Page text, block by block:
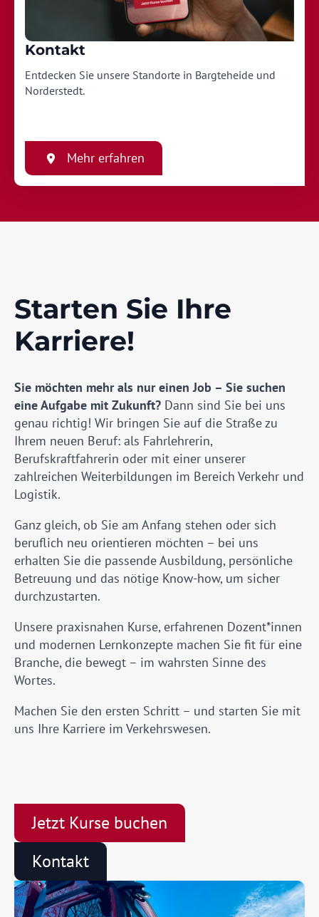
Kontakt
Entdecken Sie unsere Standorte in Bargteheide und
Norderstedt.
Mehr erfahren
Starten Sie Ihre
Karriere!
Sie möchten mehr als nur einen Job – Sie suchen
eine Aufgabe mit Zukunft? Dann sind Sie bei uns
genau richtig! Wir bringen Sie auf die Straße zu
Ihrem neuen Beruf: als Fahrlehrerin,
Berufskraftfahrerin oder mit einer unserer
zahlreichen Weiterbildungen im Bereich Verkehr und
Logistik.
Ganz gleich, ob Sie am Anfang stehen oder sich
beruflich neu orientieren möchten – bei uns
erhalten Sie die passende Ausbildung, persönliche
Betreuung und das nötige Know-how, um sicher
durchzustarten.
Unsere praxisnahen Kurse, erfahrenen Dozent*innen
und modernen Lernkonzepte machen Sie fit für eine
Branche, die bewegt – im wahrsten Sinne des
Wortes.
Machen Sie den ersten Schritt – und starten Sie mit
uns Ihre Karriere im Verkehrswesen.
Jetzt Kurse buchen
Kontakt